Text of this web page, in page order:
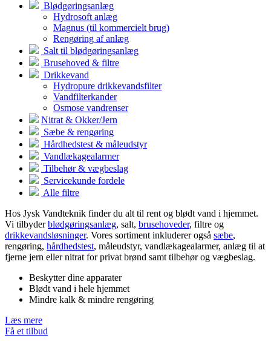
Blødgøringsanlæg
Hydrosoft anlæg
Magnus (til kommercielt brug)
Rengøring af anlæg
Salt til blødgøringsanlæg
Brusehoved & filtre
Drikkevand
Hydropure drikkevandsfilter
Vandfilterkander
Osmose vandrenser
Nitrat & Okker/Jern
Sæbe & rengøring
Hårdhedstest & måleudstyr
Vandlækagealarmer
Tilbehør & vægbeslag
Servicekunde fordele
Alle filtre
Hos Jysk Vandteknik finder du alt til rent og blødt vand i hjemmet.
Vi tilbyderblødgøringsanlæg, salt, brusehoveder, filtre og
drikkevandsløsninger. Vores sortiment inkluderer også sæbe,
rengøring, hårdhedstest, måleudstyr, vandlækagealarmer, anlæg til at
fjerne jern eller nitrat for privat brønd samt tilbehør og vægbeslag.
Beskytter dine apparater
Blødt vand i hele hjemmet
Mindre kalk & mindre rengøring
Læs mere
Få et tilbud